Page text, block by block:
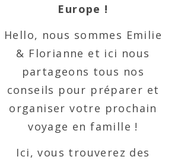
Europe !
Hello, nous sommes Emilie
& Florianne et ici nous
partageons tous nos
conseils pour préparer et
organiser votre prochain
voyage en famille !
Ici, vous trouverez des